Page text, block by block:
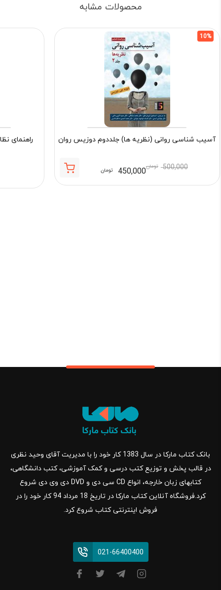
محصولات مشابه
10%
آسیب شناسی روانی (نظریه ها) جلددوم دوزیس روان
500,000 تومان450,000 تومان
راهنمای
بانک کتاب مارکا در سال 1383 کار خود را با مدیریت آقای وحید نظری
در قالب پخش و توزیع کتب درسی و کمک آموزشی، کتب دانشگاهی،
کتابهای زبان خارجه، انواع CD سی دی و DVD دی وی دی شروع
کرد.فروشگاه آنلاین کتاب مارکا در تاریخ 18 مرداد 94 کار خود را در
فروش اینترنتی کتاب شروع کرد.
021-66400400